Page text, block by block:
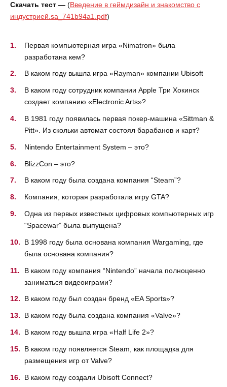
Скачать тест — (Введение в геймдизайн и знакомство с
индустрией.sa_741b94a1.pdf)
Первая компьютерная игра «Nimatron» была
разработана кем?
В каком году вышла игра «Rayman» компании Ubisoft
В каком году сотрудник компании Apple Три Хокинск
создает компанию «Electronic Arts»?
В 1981 году появилась первая покер-машина «Sittman &
Pitt». Из скольки автомат состоял барабанов и карт?
Nintendo Entertainment System – это?
BlizzCon – это?
В каком году была создана компания “Steam”?
Компания, которая разработала игру GTA?
Одна из первых известных цифровых компьютерных игр
“Spacewar” была выпущена?
В 1998 году была основана компания Wargaming, где
была основана компания?
В каком году компания “Nintendo” начала полноценно
заниматься видеоиграми?
В каком году был создан бренд «EA Sports»?
В каком году была создана компания «Valve»?
В каком году вышла игра «Half Life 2»?
В каком году появляется Steam, как площадка для
размещения игр от Valve?
В каком году создали Ubisoft Connect?